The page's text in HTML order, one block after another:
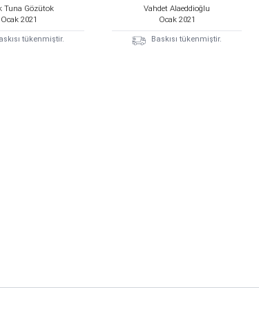
Tuna Gözütok
Ocak 2021
tükenmiştir.
Vahdet Alaeddioğlu
Ocak 2021
Baskısı tükenmiştir.